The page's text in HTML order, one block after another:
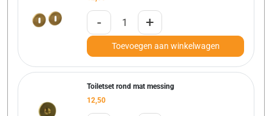
- +
Toevoegen aan winkelwagen
Toiletset rond mat messing
12,50